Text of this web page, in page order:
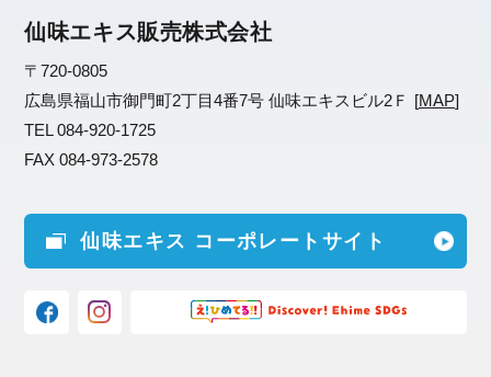
仙味エキス販売株式会社
〒720-0805
広島県福山市御門町2丁目4番7号 仙味エキスビル2Ｆ [MAP]
TEL 084-920-1725
FAX 084-973-2578
仙味エキス コーポレートサイト
Facebook